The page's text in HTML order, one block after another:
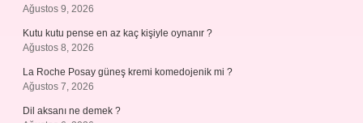
Ağustos 9, 2026
Kutu kutu pense en az kaç kişiyle oynanır ?
Ağustos 8, 2026
La Roche Posay güneş kremi komedojenik mi ?
Ağustos 7, 2026
Dil aksanı ne demek ?